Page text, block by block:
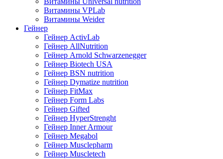
Витамины VPLab
Витамины Weider
Гейнер
Гейнер ActivLab
Гейнер AllNutrition
Гейнер Arnold Schwarzenegger
Гейнер Biotech USA
Гейнер BSN nutrition
Гейнер Dymatize nutrition
Гейнер FitMax
Гейнер Form Labs
Гейнер Gifted
Гейнер HyperStrenght
Гейнер Inner Armour
Гейнер Megabol
Гейнер Musclepharm
Гейнер Muscletech